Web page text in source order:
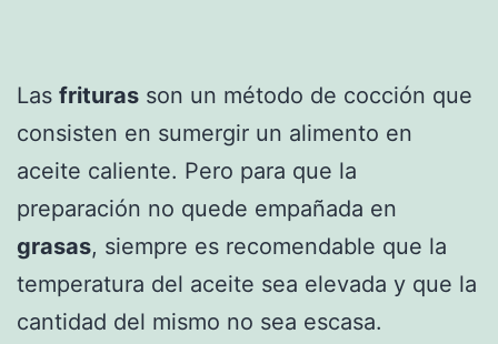
Las frituras son un método de cocción que
consisten en sumergir un alimento en
aceite caliente. Pero para que la
preparación no quede empañada en
grasas, siempre es recomendable que la
temperatura del aceite sea elevada y que la
cantidad del mismo no sea escasa.